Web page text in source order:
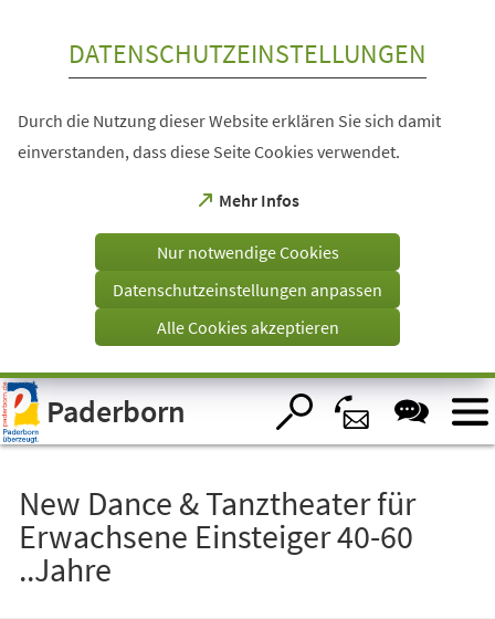
Visuelle
Assistenzsoftware
öffnen.
DATENSCHUTZEINSTELLUNGEN
Durch die Nutzung dieser Website erklären Sie sich damit
einverstanden, dass diese Seite Cookies verwendet.
Mehr Infos
(Öffnet
einem
Tab)
Nur notwendige Cookies
Datenschutzeinstellungen anpassen
Alle Cookies akzeptieren
Paderborn
New Dance & Tanztheater für
Erwachsene Einsteiger 40-60
..Jahre